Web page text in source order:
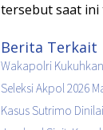
tersebut saat ini
Berita Terkait
Wakapolri
Seleksi Akpol 2026
Kasus Sutrimo